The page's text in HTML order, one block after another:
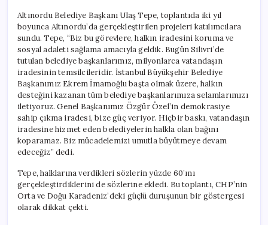
Altınordu Belediye Başkanı Ulaş Tepe, toplantıda iki yıl
boyunca Altınordu’da gerçekleştirilen projeleri katılımcılara
sundu. Tepe, “Biz bu görevlere, halkın iradesini koruma ve
sosyal adaleti sağlama amacıyla geldik. Bugün Silivri’de
tutulan belediye başkanlarımız, milyonlarca vatandaşın
iradesinin temsilcileridir. İstanbul Büyükşehir Belediye
Başkanımız Ekrem İmamoğlu başta olmak üzere, halkın
desteğini kazanan tüm belediye başkanlarımıza selamlarımızı
iletiyoruz. Genel Başkanımız Özgür Özel’in demokrasiye
sahip çıkma iradesi, bize güç veriyor. Hiçbir baskı, vatandaşın
iradesine hizmet eden belediyelerin halkla olan bağını
koparamaz. Biz mücadelemizi umutla büyütmeye devam
edeceğiz” dedi.
Tepe, halklarına verdikleri sözlerin yüzde 60’ını
gerçekleştirdiklerini de sözlerine ekledi. Bu toplantı, CHP’nin
Orta ve Doğu Karadeniz’deki güçlü duruşunun bir göstergesi
olarak dikkat çekti.